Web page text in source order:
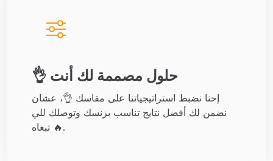
👌 حلول مصممة لك أنت
إحنا نضبط استراتيجياتنا على مقاسك 👌، عشان
نضمن لك أفضل نتايج تناسب بزنسك وتوصلك للي
تبغاه 🔥.